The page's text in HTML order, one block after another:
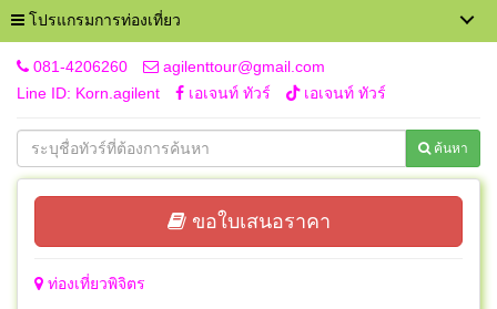
โปรแกรมการท่องเที่ยว
081-4206260
agilenttour@gmail.com
Line ID: Korn.agilent
เอเจนท์ ทัวร์ เอเจนท์ ทัวร์
ค้นหา
ขอใบเสนอราคา
ท่องเที่ยวพิจิตร